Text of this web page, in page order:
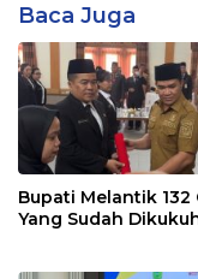
Baca Juga
Bupati Melantik 132
Yang Sudah